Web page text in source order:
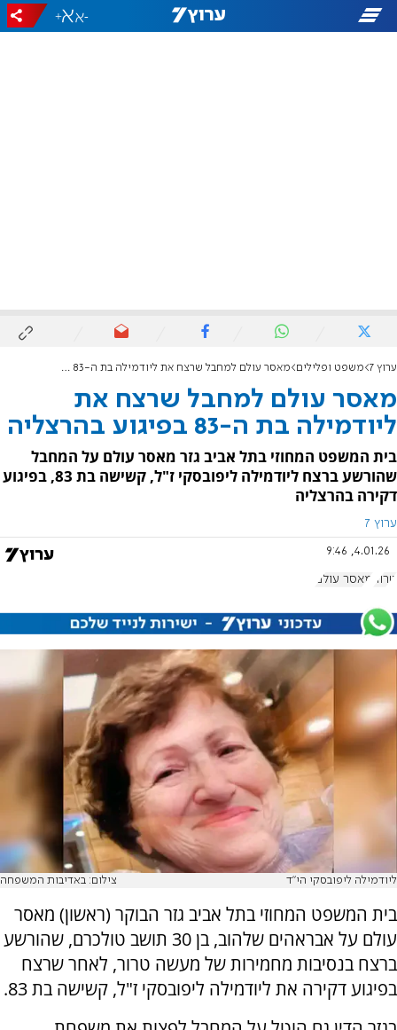
-
+
ערוץ 7 משפט ופלילים מאסר עולם למחבל שרצח את ליודמילה בת ה-83 בפיגוע בהרצליה
מאסר עולם למחבל שרצח את
ליודמילה בת ה-83 בפיגוע בהרצליה
בית המשפט המחוזי בתל אביב גזר מאסר עולם על המחבל
שהורשע ברצח ליודמילה ליפובסקי ז"ל, קשישה בת 83, בפיגוע
דקירה בהרצליה
ערוץ 7
4.01.26, 9:46
טרור מאסר עולם
ליודמילה ליפובסקי הי"ד צילום: באדיבות המשפחה
בית המשפט המחוזי בתל אביב גזר הבוקר (ראשון) מאסר
עולם על אבראהים שלהוב, בן 30 תושב טולכרם, שהורשע
ברצח בנסיבות מחמירות של מעשה טרור, לאחר שרצח
בפיגוע דקירה את ליודמילה ליפובסקי ז"ל, קשישה בת 83.